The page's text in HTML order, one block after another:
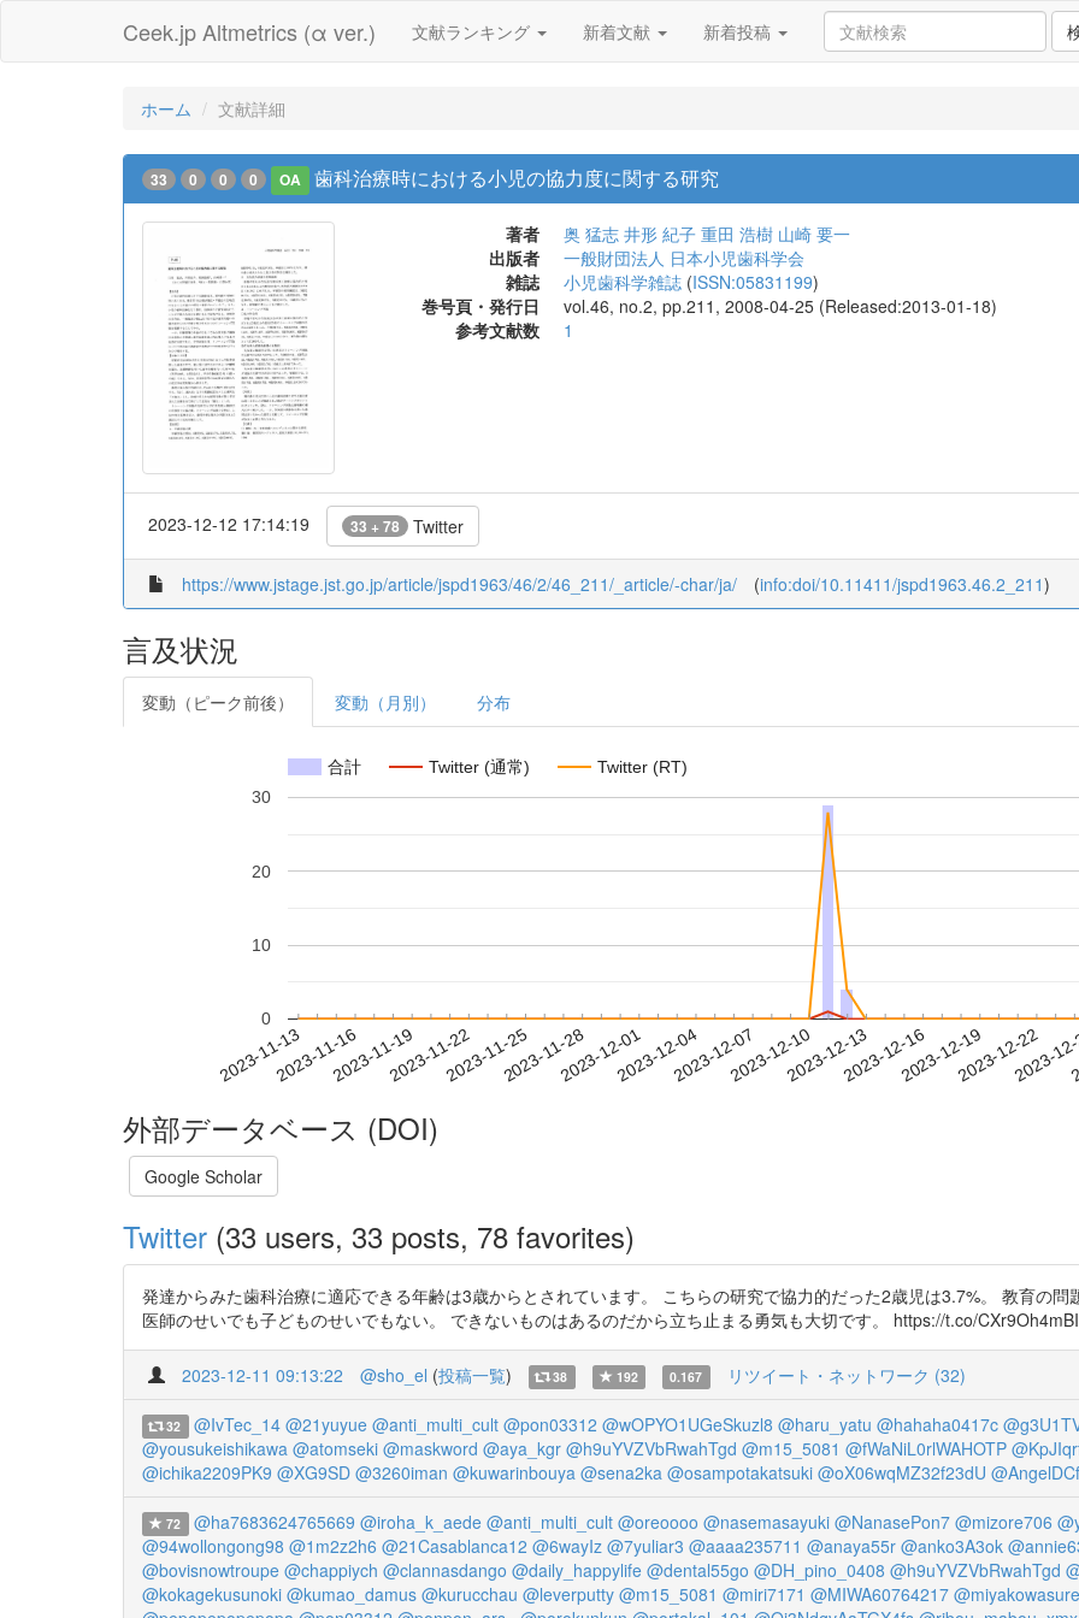
Ceek.jp Altmetrics (α ver.) 文献ランキング 新着文献 新着投稿
ホーム 文献詳細
33 0 0 0 OA 歯科治療時における小児の協力度に関する研究
著者 奥 猛志 井形 紀子 重田 浩樹 山崎 要一
出版者
一般財団法人 日本小児歯科学会
雑誌
小児歯科学雑誌 (ISSN:05831199)
巻号頁・発行日
vol.46, no.2, pp.211, 2008-04-25 (Released:2013-01-18)
参考文献数
1
2023-12-12 17:14:19 33 + 78 Twitter
https://www.jstage.jst.go.jp/article/jspd1963/46/2/46_211/_article/-char/ja/ (info:doi/10.11411/jspd1963.46.2_211)
言及状況
変動（ピーク前後） 変動（月別） 分布
合計 Twitter (通常) Twitter (RT)
2023-11-132023-11-162023-11-192023-11-222023-11-252023-11-282023-12-012023-12-042023-12-072023-12-102023-12-132023-12-162023-12-192023-12-22
2023-
0
10
20
30
外部データベース (DOI)
Google Scholar
Twitter (33 users, 33 posts, 78 favorites)
発達からみた歯科治療に適応できる年齢は3歳からとされています。 こちらの研究で協力的だった2歳児は3.7%。 教育の
医師のせいでも子どものせいでもない。 できないものはあるのだから立ち止まる勇気も大切です。 https://t.co/CXr9Oh4mBI
2023-12-11 09:13:22 @sho_el (投稿一覧) 38 192 0.167 リツイート・ネットワーク (32)
32 @IvTec_14 @21yuyue @anti_multi_cult @pon03312 @wOPYO1UGeSkuzl8 @haru_yatu @hahaha0417c
@yousukeishikawa @atomseki @maskword @aya_kgr @h9uYVZVbRwahTgd @m15_5081 @fWaNiL0rlWAHOTP
@ichika2209PK9 @XG9SD @3260iman @kuwarinbouya @sena2ka @osampotakatsuki @oX06wqMZ32f23dU
72 @ha7683624765669 @iroha_k_aede @anti_multi_cult @oreoooo @nasemasayuki @NanasePon7 @mizore706
@94wollongong98 @1m2z2h6 @21Casablanca12 @6wayIz @7yuliar3 @aaaa235711 @anaya55r @anko3A3ok
@bovisnowtroupe @chappiych @clannasdango @daily_happylife @dental55go @DH_pino_0408 @h9uYVZVbRwahTgd
@kokagekusunoki @kumao_damus @kurucchau @leverputty @m15_5081 @miri7171 @MIWA60764217